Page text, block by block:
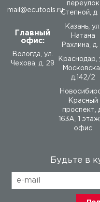
mail@ecutools.ru
Главный
офис:
Вологда, ул.
Чехова, д. 29
переулок
Степной, д.
Казань, ул.
Натана
Рахлина, д.
Краснодар,
д.142/2
Красный
проспект,
163А, 1
офис
Будьте в